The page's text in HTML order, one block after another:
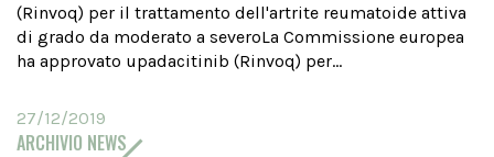
(Rinvoq) per il trattamento dell'artrite reumatoide attiva
di grado da moderato a severoLa Commissione europea
ha approvato upadacitinib (Rinvoq) per...
27/12/2019
ARCHIVIO NEWS